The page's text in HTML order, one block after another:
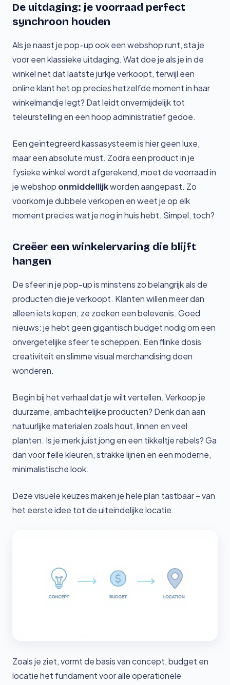
De uitdaging: je voorraad perfect
synchroon houden
Als je naast je pop-up ook een webshop runt, sta je
voor een klassieke uitdaging. Wat doe je als je in de
winkel net dat laatste jurkje verkoopt, terwijl een
online klant het op precies hetzelfde moment in haar
winkelmandje legt? Dat leidt onvermijdelijk tot
teleurstelling en een hoop administratief gedoe.
Een geïntegreerd kassasysteem is hier geen luxe,
maar een absolute must. Zodra een product in je
fysieke winkel wordt afgerekend, moet de voorraad in
je webshop onmiddellijkworden aangepast. Zo
voorkom je dubbele verkopen en weet je op elk
moment precies wat je nog in huis hebt. Simpel, toch?
Creëer een winkelervaring die blijft
hangen
De sfeer in je pop-up is minstens zo belangrijk als de
producten die je verkoopt. Klanten willen meer dan
alleen iets kopen; ze zoeken een belevenis. Goed
nieuws: je hebt geen gigantisch budget nodig om een
onvergetelijke sfeer te scheppen. Een flinke dosis
creativiteit en slimme visual merchandising doen
wonderen.
Begin bij het verhaal dat je wilt vertellen. Verkoop je
duurzame, ambachtelijke producten? Denk dan aan
natuurlijke materialen zoals hout, linnen en veel
planten. Is je merk juist jong en een tikkeltje rebels? Ga
dan voor felle kleuren, strakke lijnen en een moderne,
minimalistische look.
Deze visuele keuzes maken je hele plan tastbaar – van
het eerste idee tot de uiteindelijke locatie.
Zoals je ziet, vormt de basis van concept, budget en
locatie het fundament voor alle operationele